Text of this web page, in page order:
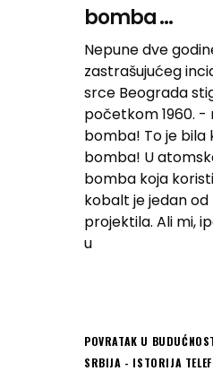
bomba ...
Nepune dve
zastrašujućeg
srce Beograda
početkom 1960. -
bomba! To je
bomba! U
bomba koja
kobalt je jedan od
projektila. Ali mi,
u
POVRATAK U
SRBIJA - ISTORIJA